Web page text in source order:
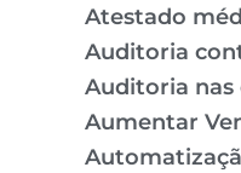
Atestado
Auditoria
Auditoria nas
Aumentar